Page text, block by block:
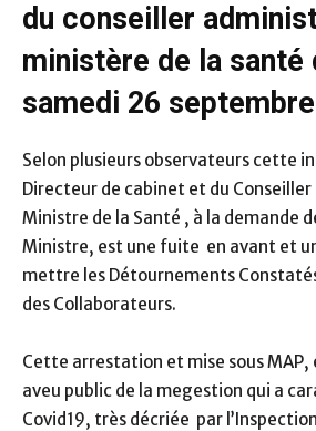
du conseiller
ministère de la santé
samedi 26
Selon plusieurs observateurs cette
Directeur de cabinet et du
Ministre de la Santé , à la demande
Ministre, est une fuite en avant et
mettre les Détournements Constatés
des Collaborateurs.
Cette arrestation et mise sous MAP,
aveu public de la megestion qui a
Covid19, très décriée par